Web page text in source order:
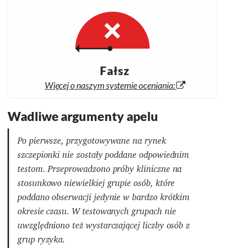
Fałsz
Więcej o naszym systemie oceniania:
Wadliwe argumenty apelu
Po pierwsze, przygotowywane na rynek
szczepionki nie zostały poddane odpowiednim
testom. Przeprowadzono próby kliniczne na
stosunkowo niewielkiej grupie osób, które
poddano obserwacji jedynie w bardzo krótkim
okresie czasu. W testowanych grupach nie
uwzględniono też wystarczającej liczby osób z
grup ryzyka.